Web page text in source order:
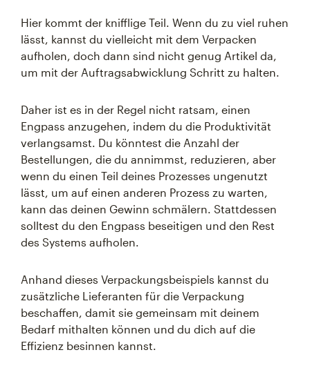
Hier kommt der knifflige Teil. Wenn du zu viel ruhen
lässt, kannst du vielleicht mit dem Verpacken
aufholen, doch dann sind nicht genug Artikel da,
um mit der Auftragsabwicklung Schritt zu halten.
Daher ist es in der Regel nicht ratsam, einen
Engpass anzugehen, indem du die Produktivität
verlangsamst. Du könntest die Anzahl der
Bestellungen, die du annimmst, reduzieren, aber
wenn du einen Teil deines Prozesses ungenutzt
lässt, um auf einen anderen Prozess zu warten,
kann das deinen Gewinn schmälern. Stattdessen
solltest du den Engpass beseitigen und den Rest
des Systems aufholen.
Anhand dieses Verpackungsbeispiels kannst du
zusätzliche Lieferanten für die Verpackung
beschaffen, damit sie gemeinsam mit deinem
Bedarf mithalten können und du dich auf die
Effizienz besinnen kannst.